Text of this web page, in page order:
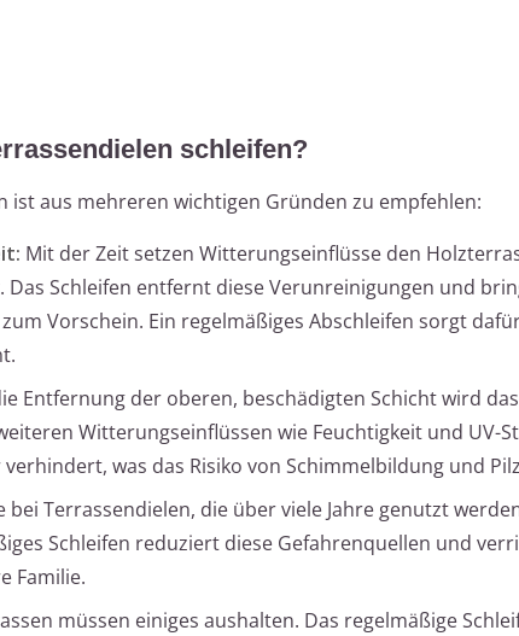
schleifen?
ist aus mehreren wichtigen Gründen zu empfehlen:
Mit der Zeit setzen Witterungseinflüsse den
Schleifen entfernt diese Verunreinigungen und
Vorschein. Ein regelmäßiges Abschleifen sorgt
Entfernung der oberen, beschädigten Schicht wird
Witterungseinflüssen wie Feuchtigkeit und UV-
was das Risiko von Schimmelbildung und
bei Terrassendielen, die über viele Jahre genutzt
Schleifen reduziert diese Gefahrenquellen und
Familie.
müssen einiges aushalten. Das regelmäßige